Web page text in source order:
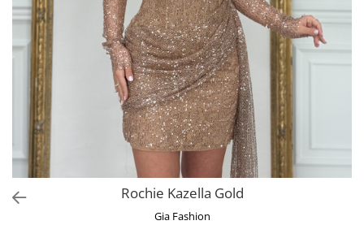
Bluze
Pantaloni
Blanuri
Veste
Paltoane
Sacouri
Tricouri
Traditional
Rochie Kazella Gold
Gia Fashion